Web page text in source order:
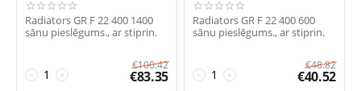
Radiators GR F 22 400 1400
sānu pieslēgums., ar stiprin.
+
−
€100.42
€83.35
Radiators GR F 22 400 600
sānu pieslēgums., ar stiprin.
+
−
€48.82
€40.52